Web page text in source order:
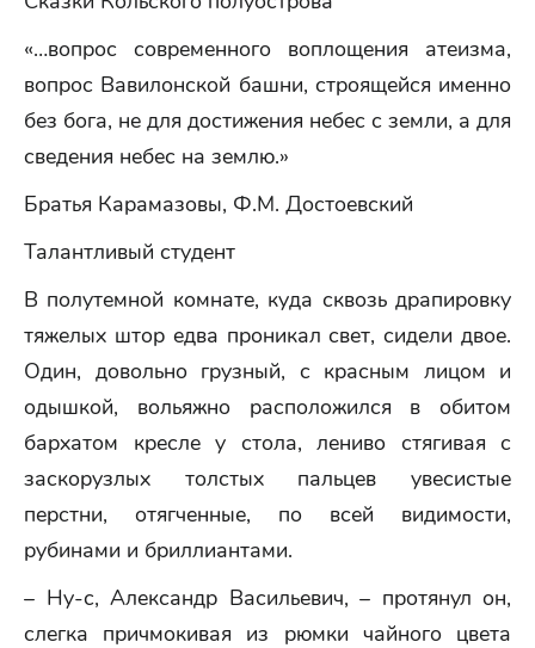
«…вопрос современного воплощения атеизма,
вопрос Вавилонской башни, строящейся именно
без бога, не для достижения небес с земли, а для
сведения небес на землю.»
Братья Карамазовы, Ф.М. Достоевский
Талантливый студент
В полутемной комнате, куда сквозь драпировку
тяжелых штор едва проникал свет, сидели двое.
Один, довольно грузный, с красным лицом и
одышкой, вольяжно расположился в обитом
бархатом кресле у стола, лениво стягивая с
заскорузлых толстых пальцев увесистые
перстни, отягченные, по всей видимости,
рубинами и бриллиантами.
– Ну-с, Александр Васильевич, – протянул он,
слегка причмокивая из рюмки чайного цвета